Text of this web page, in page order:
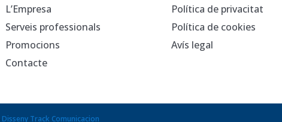
L’Empresa
Serveis professionals
Promocions
Contacte
Política de privacitat
Política de cookies
Avís legal
Disseny Track Comunicacion